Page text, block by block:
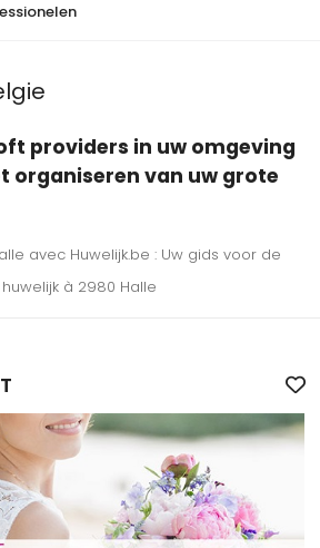
providers in uw omgeving
organiseren van uw grote
avec Huwelijk.be : Uw gids voor de
à 2980 Halle